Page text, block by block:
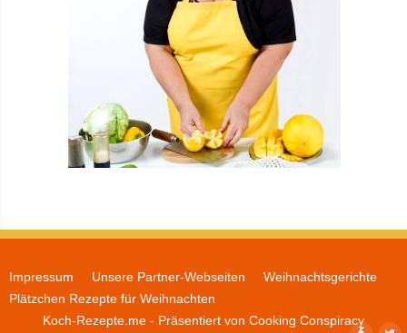
Impressum Unsere Partner-Webseiten
Weihnachtsgerichte
Plätzchen Rezepte für Weihnachten
Koch-Rezepte.me - Präsentiert von Cooking Conspiracy